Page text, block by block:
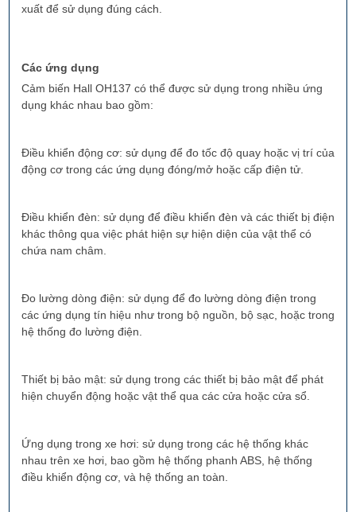
xuất để sử dụng đúng cách.
Các ứng dụng
Cảm biến Hall OH137 có thể được sử dụng trong nhiều ứng
dụng khác nhau bao gồm:
Điều khiển động cơ: sử dụng để đo tốc độ quay hoặc vị trí của
động cơ trong các ứng dụng đóng/mở hoặc cấp điện tử.
Điều khiển đèn: sử dụng để điều khiển đèn và các thiết bị điện
khác thông qua việc phát hiện sự hiện diện của vật thể có
chứa nam châm.
Đo lường dòng điện: sử dụng để đo lường dòng điện trong
các ứng dụng tín hiệu như trong bộ nguồn, bộ sạc, hoặc trong
hệ thống đo lường điện.
Thiết bị bảo mật: sử dụng trong các thiết bị bảo mật để phát
hiện chuyển động hoặc vật thể qua các cửa hoặc cửa sổ.
Ứng dụng trong xe hơi: sử dụng trong các hệ thống khác
nhau trên xe hơi, bao gồm hệ thống phanh ABS, hệ thống
điều khiển động cơ, và hệ thống an toàn.